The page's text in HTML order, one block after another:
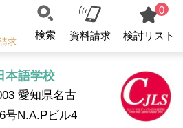
求
検索 資料請求
0
検討リスト
本語学校
愛知県名古
号N.A.Pビル4